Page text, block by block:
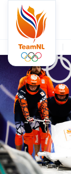
TERUG NAAR
OVERZICHT